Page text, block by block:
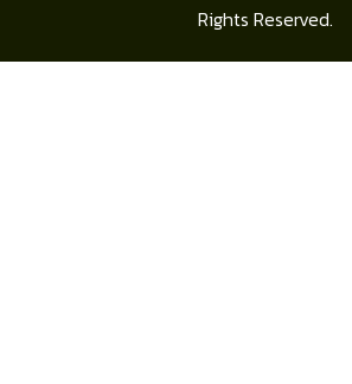
Rights Reserved.